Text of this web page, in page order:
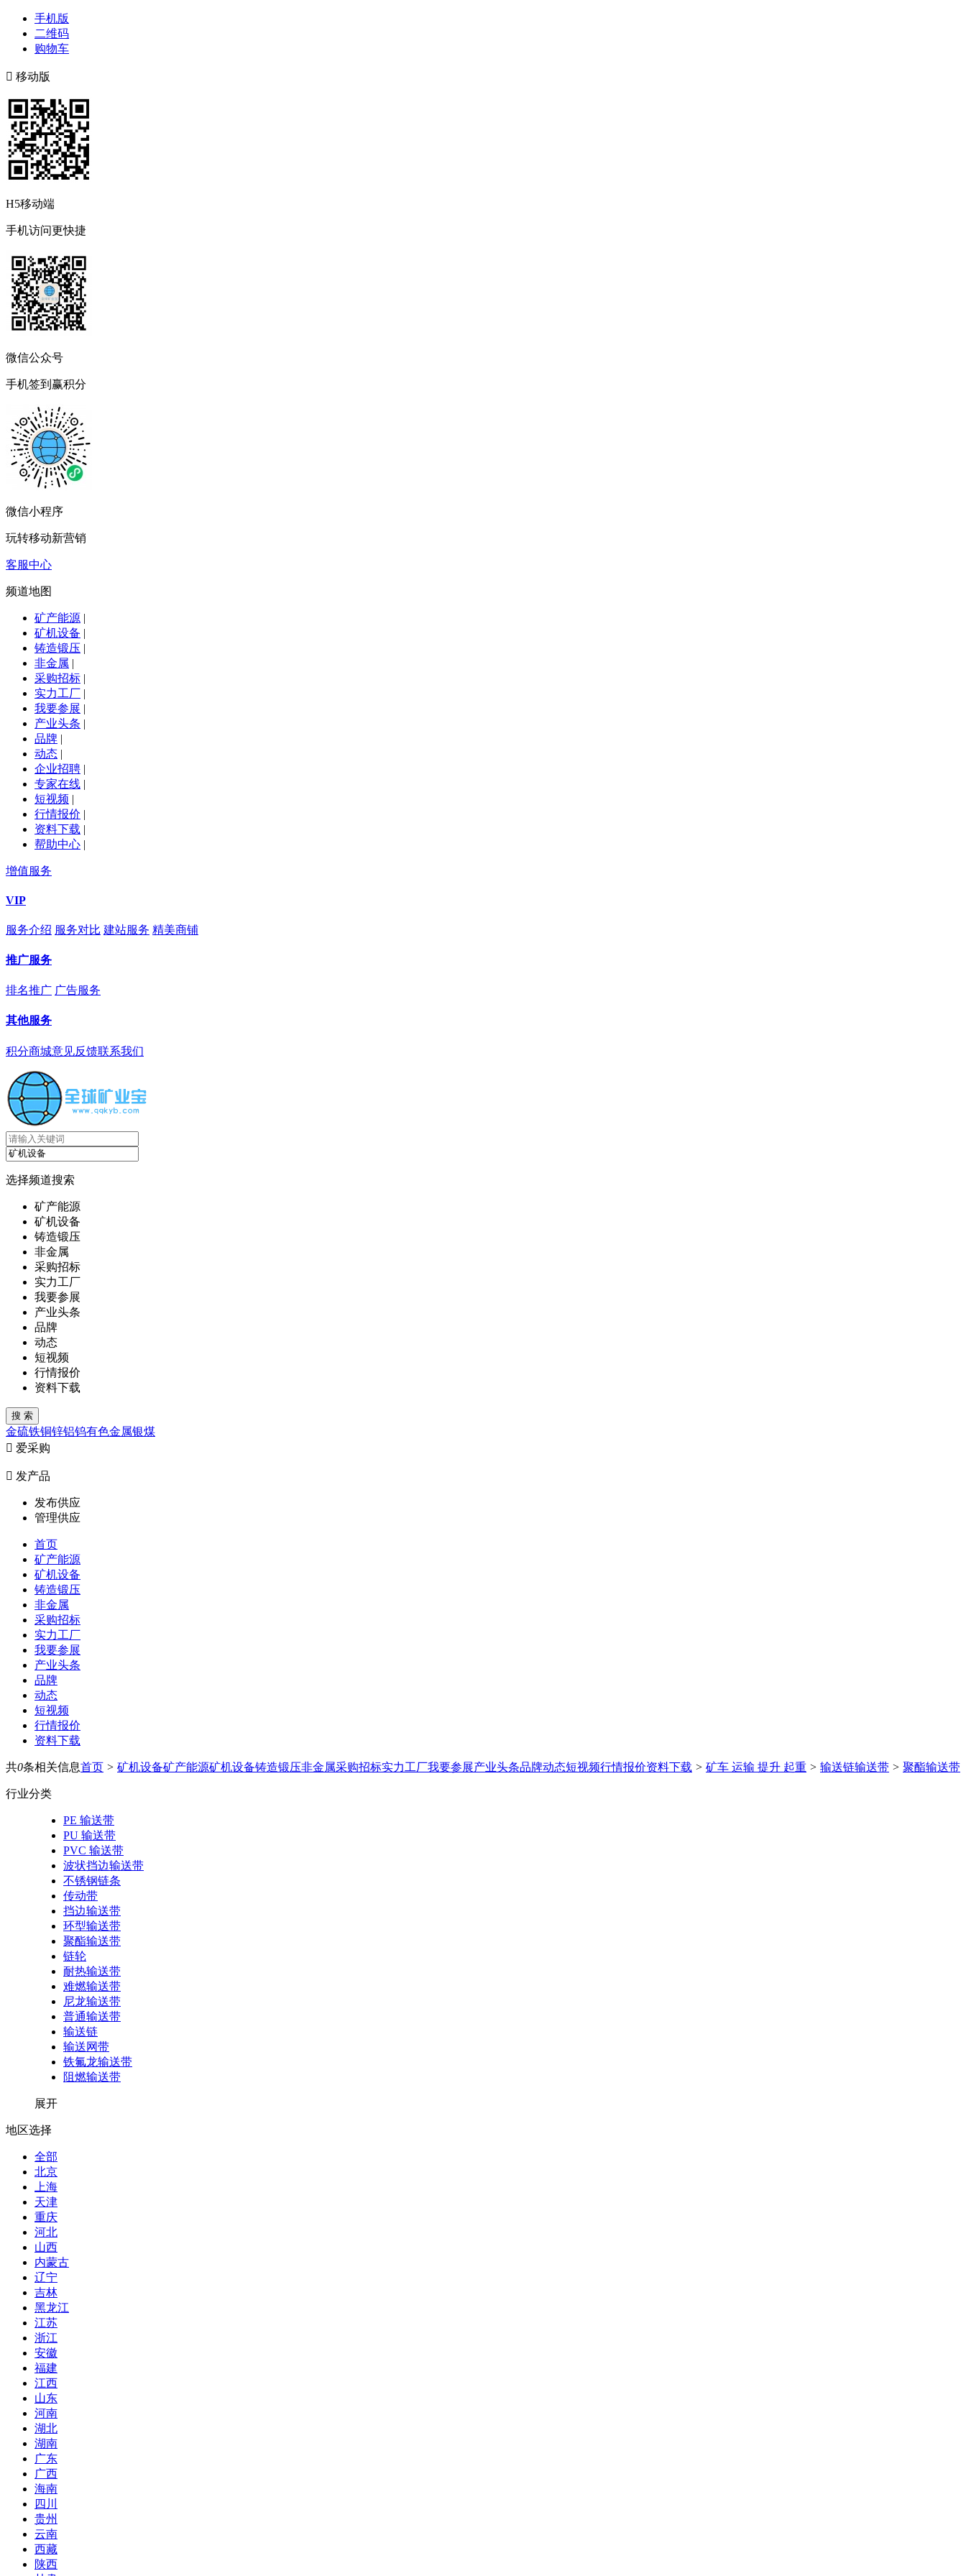
手机版
二维码
购物车
 移动版
H5移动端
手机访问更快捷
微信公众号
手机签到赢积分
微信小程序
玩转移动新营销
客服中心
频道地图
矿产能源 |
矿机设备 |
铸造锻压 |
非金属 |
采购招标 |
实力工厂 |
我要参展 |
产业头条 |
品牌 |
动态 |
企业招聘 |
专家在线 |
短视频 |
行情报价 |
资料下载 |
帮助中心 |
增值服务
VIP
服务介绍 服务对比 建站服务 精美商铺
推广服务
排名推广 广告服务
其他服务
积分商城意见反馈联系我们
选择频道搜索
矿产能源
矿机设备
铸造锻压
非金属
采购招标
实力工厂
我要参展
产业头条
品牌
动态
短视频
行情报价
资料下载
金硫铁铜锌铝钨有色金属银煤
 爱采购
 发产品
发布供应
管理供应
首页
矿产能源
矿机设备
铸造锻压
非金属
采购招标
实力工厂
我要参展
产业头条
品牌
动态
短视频
行情报价
资料下载
共0条相关信息首页 > 矿机设备矿产能源矿机设备铸造锻压非金属采购招标实力工厂我要参展产业头条品牌动态短视频行情报价资料下载 > 矿车 运输 提升 起重 > 输送链输送带 > 聚酯输送带
行业分类
PE 输送带
PU 输送带
PVC 输送带
波状挡边输送带
不锈钢链条
传动带
挡边输送带
环型输送带
聚酯输送带
链轮
耐热输送带
难燃输送带
尼龙输送带
普通输送带
输送链
输送网带
铁氟龙输送带
阻燃输送带
展开
地区选择
全部
北京
上海
天津
重庆
河北
山西
内蒙古
辽宁
吉林
黑龙江
江苏
浙江
安徽
福建
江西
山东
河南
湖北
湖南
广东
广西
海南
四川
贵州
云南
西藏
陕西